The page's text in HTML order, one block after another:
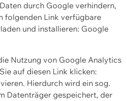
durch Google verhindern,
folgenden Link verfügbare
und installieren: Google
Nutzung von Google Analytics
auf diesen Link klicken:
Hierdurch wird ein sog.
Datenträger gespeichert, der